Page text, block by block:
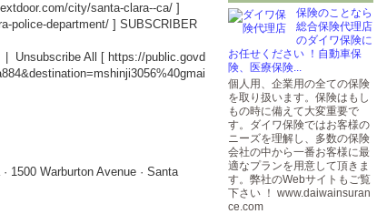
city/santa-clara--ca/ ]
police-department/ ] SUBSCRIBER
Unsubscribe All [ https://public.govd
1500 Warburton Avenue · Santa
保険のことなら
総合保険代理店
のダイワ保険に
お任せください ！自動車保
険、医療保険...
個人用、企業用の全ての保険
を取り扱います。保険はもし
もの時に備えて大変重要で
す。ダイワ保険ではお客様の
ニーズを理解し、多数の保険
会社の中から一番お客様に最
適なプランを用意して頂きま
す。弊社のWebサイトもご覧
下さい ！ www.daiwainsuran
ce.com